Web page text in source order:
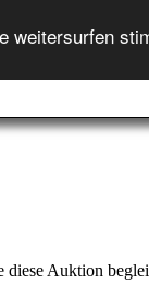
weitersurfen
Info myMoeller
Auktion